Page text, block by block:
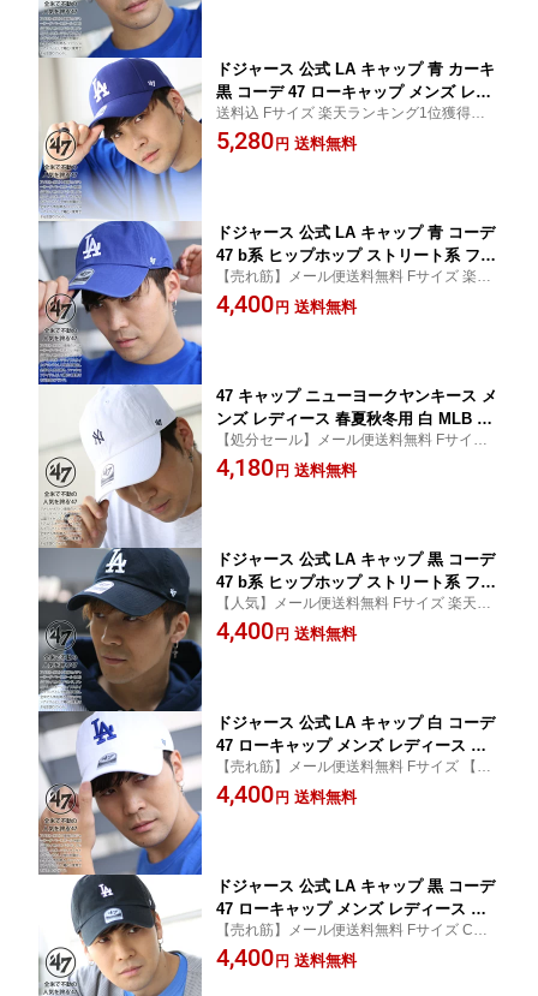
ドジャース 公式 LA キャップ 青 カーキ
黒 コーデ 47 ローキャップ メンズ レデ
ィース 春夏秋冬用 MLB Dodgers ロゴ
47brand フォーティセブン MVP 帽子 c
送料込 Fサイズ 楽天ランキング1位獲得！お
しゃれ ベースボールキャップ メンズキャッ
プ メンズ帽子 レディース帽子 レディース
5,280 円 送料無料
ドジャース 公式 LA キャップ 青 コーデ
47 b系 ヒップホップ ストリート系 ファ
ッション ローキャップ メンズ レディー
ス フォーティーセブンブランド 47bran
【売れ筋】メール便送料無料 Fサイズ 楽天
ランキング1位獲得！CLEAN UP LAロゴ 47
キャップ コラボ ストリート メンズ帽子 メ
4,400 円 送料無料
47 キャップ ニューヨークヤンキース メ
ンズ レディース 春夏秋冬用 白 MLB ヤ
ンキース NY ロゴ フォーティセブン 帽
子 cap ローキャップ 浅め ベースボール
【処分セール】メール便送料無料 Fサイズ
メンズキャップ メンズ帽子 レディース帽子
レディースキャップ 女子 47キャップ 野球
4,180 円 送料無料
ドジャース 公式 LA キャップ 黒 コーデ
47 b系 ヒップホップ ストリート系 ファ
ッション ローキャップ メンズ レディー
ス フォーティーセブンブランド 47bran
【人気】メール便送料無料 Fサイズ 楽天ラ
ンキング1位獲得！CLEAN UP LAロゴ 47キ
ャップ ストリート アメカジ メンズ帽子 メ
4,400 円 送料無料
ドジャース 公式 LA キャップ 白 コーデ
47 ローキャップ メンズ レディース 春
夏秋冬用 MLB Dodgers 47brand フォ
ーティセブン 帽子 cap ぼうし 浅め ベ
【売れ筋】メール便送料無料 Fサイズ 【再
入荷】CLEAN UP おしゃれ ロゴ メンズキ
ャップ メンズ帽子 レディース帽子 レディ
4,400 円 送料無料
ドジャース 公式 LA キャップ 黒 コーデ
47 ローキャップ メンズ レディース 春
夏秋冬用 MLB Dodgers ロゴ 47brand
フォーティセブン 帽子 cap 浅め ぼうし
【売れ筋】メール便送料無料 Fサイズ CLE
AN UP かっこいい おしゃれ ストリート メ
ンズキャップ メンズ帽子 レディースキャッ
4,400 円 送料無料